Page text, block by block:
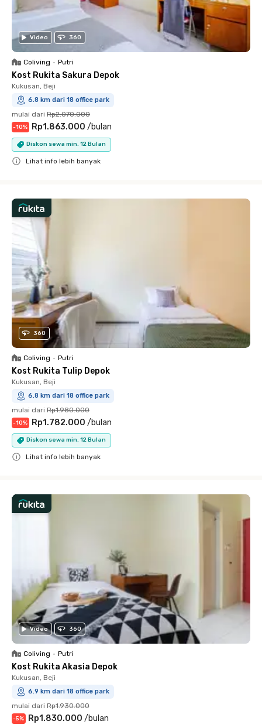
Video 360
Coliving • Putri
Kost Rukita Sakura Depok
Kukusan, Beji
6.8 km dari 18 office park
mulai dari Rp2.070.000
-10% Rp1.863.000 /bulan
Diskon sewa min. 12 Bulan
Lihat info lebih banyak
360
Coliving • Putri
Kost Rukita Tulip Depok
Kukusan, Beji
6.8 km dari 18 office park
mulai dari Rp1.980.000
-10% Rp1.782.000 /bulan
Diskon sewa min. 12 Bulan
Lihat info lebih banyak
Video 360
Coliving • Putri
Kost Rukita Akasia Depok
Kukusan, Beji
6.9 km dari 18 office park
mulai dari Rp1.930.000
-5% Rp1.830.000 /bulan